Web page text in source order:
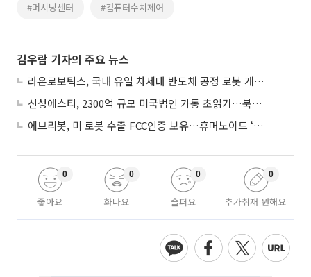
#머시닝센터 #컴퓨터수치제어
김우람 기자의 주요 뉴스
라온로보틱스, 국내 유일 차세대 반도체 공정 로봇 개발 ‘고객사 테스트 진행’
신성에스티, 2300억 규모 미국법인 가동 초읽기…북미 ESS 공략 본격화
에브리봇, 미 로봇 수출 FCC인증 보유…휴머노이드 ‘AI 두뇌’ 탑재 속도
좋아요
0
화나요
0
슬퍼요
0
추가취재 원해요
0